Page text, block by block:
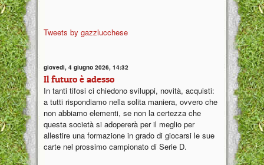
Tweets by gazzlucchese
giovedì, 4 giugno 2026, 14:32
Il futuro è adesso
In tanti tifosi ci chiedono sviluppi, novità, acquisti:
a tutti rispondiamo nella solita maniera, ovvero che
non abbiamo elementi, se non la certezza che
questa società si adopererà per il meglio per
allestire una formazione in grado di giocarsi le sue
carte nel prossimo campionato di Serie D.